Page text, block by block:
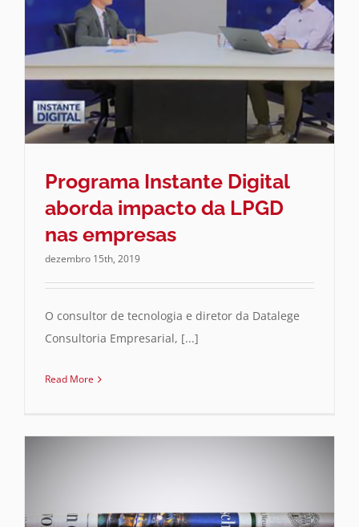
Programa Instante Digital
aborda impacto da LPGD
nas empresas
dezembro 15th, 2019
O consultor de tecnologia e diretor da Datalege
Consultoria Empresarial, [...]
Read More